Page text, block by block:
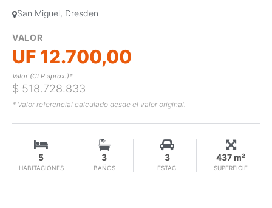
San Miguel, Dresden
VALOR
UF 12.700,00
Valor (CLP aprox.)*
$ 518.728.833
* Valor referencial calculado desde el valor original.
HABITACIONES
5
BAÑOS
3
ESTAC.
3
SUPERFICIE
437 m²